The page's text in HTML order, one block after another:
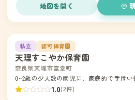
地図を開く
1私立 認可保育園
天理すこやか保育園
奈良県天理市富堂町
0~2歳の少人数の園児に、家庭的で手厚
1.0(2件)